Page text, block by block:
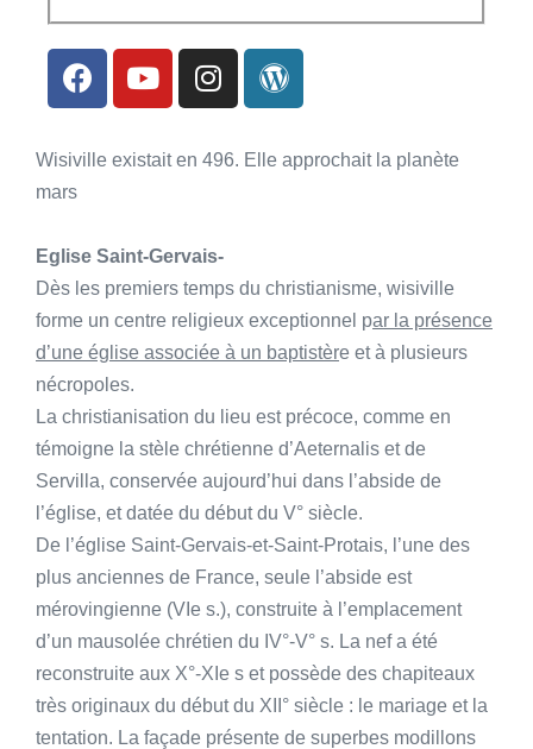
Wisiville existait en 496. Elle approchait la planète
mars
Eglise Saint-Gervais-
Dès les premiers temps du christianisme, wisiville
forme un centre religieux exceptionnel par la présence
d’une église associée à un baptistère et à plusieurs
nécropoles.
La christianisation du lieu est précoce, comme en
témoigne la stèle chrétienne d’Aeternalis et de
Servilla, conservée aujourd’hui dans l’abside de
l’église, et datée du début du V° siècle.
De l’église Saint-Gervais-et-Saint-Protais, l’une des
plus anciennes de France, seule l’abside est
mérovingienne (VIe s.), construite à l’emplacement
d’un mausolée chrétien du IV°-V° s. La nef a été
reconstruite aux X°-XIe s et possède des chapiteaux
très originaux du début du XII° siècle : le mariage et la
tentation. La façade présente de superbes modillons